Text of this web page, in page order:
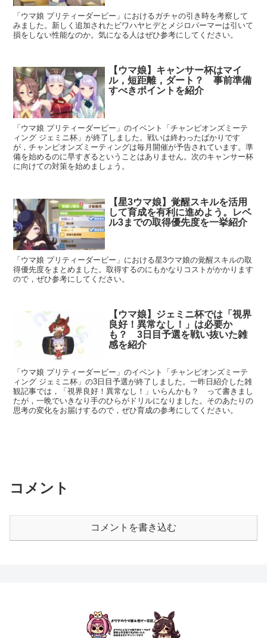
「ウマ娘 プリティーダービー」におけるガチャの引き時を考察して
みました。新しく追加されたビワハヤヒデとメジロパーマーは引いて
損をしない性能なのか。気になる人はぜひ参考にしてください。
【ウマ娘】キャンサー杯はマイ
ル，短距離，ダート？ 事前準備
すべきポイントを紹介
「ウマ娘 プリティーダービー」のイベント「チャンピオンズミーテ
ィング ジェミニ杯」が終了しました。戦いは終わったばかりです
が，チャンピオンズミーティングは毎月開催が予告されています。準
備を始めるのに早すぎるということはありません。次のキャンサー杯
に向けての対策を始めましょう。
【星3ウマ娘】覚醒スキルを活用
して育成を有利に進めよう。レベ
ル3までの取得優先度を一挙紹介
「ウマ娘 プリティーダービー」における星3ウマ娘の覚醒スキルの取
得優先度をまとめました。取得するのにもかなりコストがかかります
ので，ぜひ参考にしてください。
【ウマ娘】ジェミニ杯では「視界
良好！異常なし！」は必要か
も？ 3日目予選を戦い抜いた雑
感を紹介
「ウマ娘 プリティーダービー」のイベント「チャンピオンズミーテ
ィング ジェミニ杯」の3日目予選が終了しました。一昨日紹介した雑
観記事では，「視界良好！異常なし！」いらんかも？ って書きまし
たが，一晩でいきなり手のひらがドリルになりました。そのあたりの
思考の変化をお届けするので，ぜひ育成の参考にしてください。
コメント
コメントを書き込む